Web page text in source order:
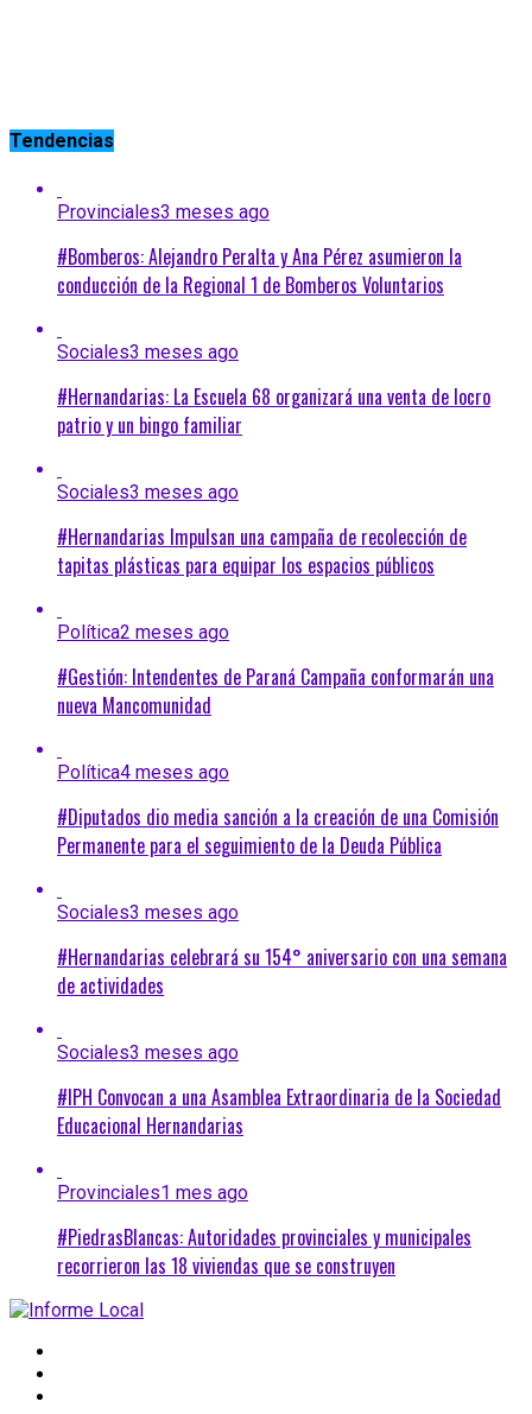
Tendencias
Provinciales3 meses ago
#Bomberos: Alejandro Peralta y Ana Pérez asumieron la
conducción de la Regional 1 de Bomberos Voluntarios
Sociales3 meses ago
#Hernandarias: La Escuela 68 organizará una venta de locro
patrio y un bingo familiar
Sociales3 meses ago
#Hernandarias Impulsan una campaña de recolección de
tapitas plásticas para equipar los espacios públicos
Política2 meses ago
#Gestión: Intendentes de Paraná Campaña conformarán una
nueva Mancomunidad
Política4 meses ago
#Diputados dio media sanción a la creación de una Comisión
Permanente para el seguimiento de la Deuda Pública
Sociales3 meses ago
#Hernandarias celebrará su 154° aniversario con una semana
de actividades
Sociales3 meses ago
#IPH Convocan a una Asamblea Extraordinaria de la Sociedad
Educacional Hernandarias
Provinciales1 mes ago
#PiedrasBlancas: Autoridades provinciales y municipales
recorrieron las 18 viviendas que se construyen